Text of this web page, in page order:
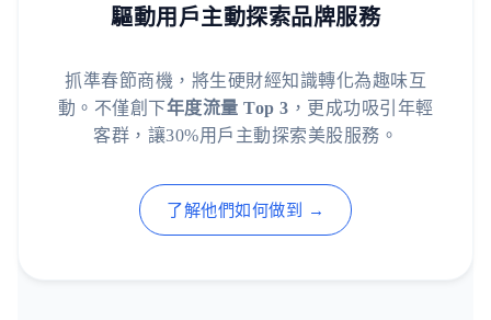
驅動用戶主動探索品牌服務
抓準春節商機，將生硬財經知識轉化為趣味互
動。不僅創下年度流量 Top 3 ，更成功吸引年輕
客群，讓30%用戶主動探索美股服務。
了解他們如何做到 →